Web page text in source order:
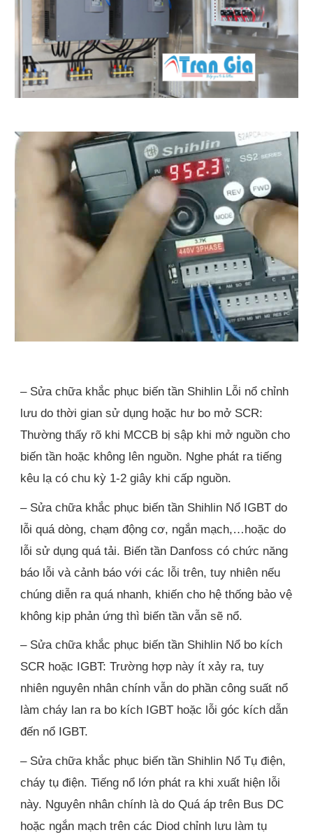
– Sửa chữa khắc phục biến tần Shihlin Lỗi nổ chỉnh
lưu do thời gian sử dụng hoặc hư bo mở SCR:
Thường thấy rõ khi MCCB bị sập khi mở nguồn cho
biến tần hoặc không lên nguồn. Nghe phát ra tiếng
kêu lạ có chu kỳ 1-2 giây khi cấp nguồn.
– Sửa chữa khắc phục biến tần Shihlin Nổ IGBT do
lỗi quá dòng, chạm động cơ, ngắn mạch,…hoặc do
lỗi sử dụng quá tải. Biến tần Danfoss có chức năng
báo lỗi và cảnh báo với các lỗi trên, tuy nhiên nếu
chúng diễn ra quá nhanh, khiến cho hệ thống bảo vệ
không kịp phản ứng thì biến tần vẫn sẽ nổ.
– Sửa chữa khắc phục biến tần Shihlin Nổ bo kích
SCR hoặc IGBT: Trường hợp này ít xảy ra, tuy
nhiên nguyên nhân chính vẫn do phần công suất nổ
làm cháy lan ra bo kích IGBT hoặc lỗi góc kích dẫn
đến nổ IGBT.
– Sửa chữa khắc phục biến tần Shihlin Nổ Tụ điện,
cháy tụ điện. Tiếng nổ lớn phát ra khi xuất hiện lỗi
này. Nguyên nhân chính là do Quá áp trên Bus DC
hoặc ngắn mạch trên các Diod chỉnh lưu làm tụ